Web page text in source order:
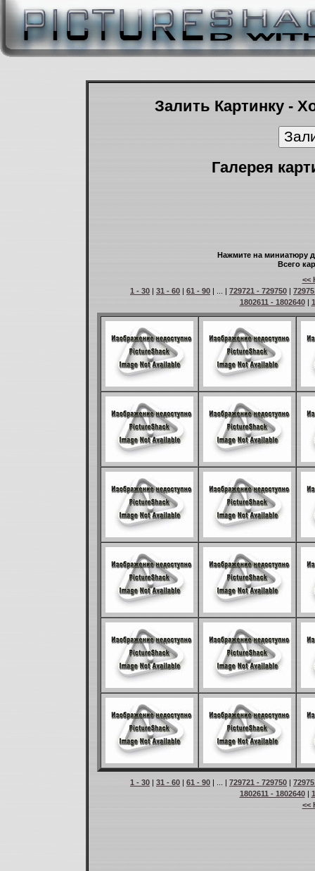
Залить Картинку -
Галерея
Нажмите на миниатюру
Всего
<<
1 - 30 | 31 - 60 | 61 - 90 | ... | 729721 - 729750 |
1802611 - 1802640|
1 - 30 | 31 - 60 | 61 - 90 | ... | 729721 - 729750 |
1802611 - 1802640|
<<